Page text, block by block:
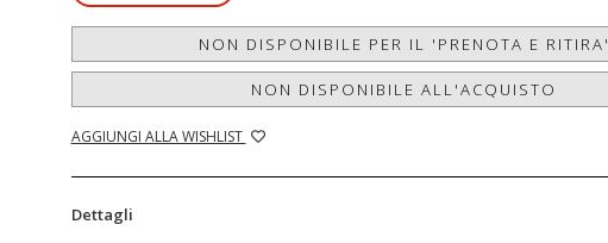
NON DISPONIBILE PER IL 'PRENOTA E RITIRA'
NON DISPONIBILE ALL'ACQUISTO
AGGIUNGI ALLA WISHLIST
Dettagli